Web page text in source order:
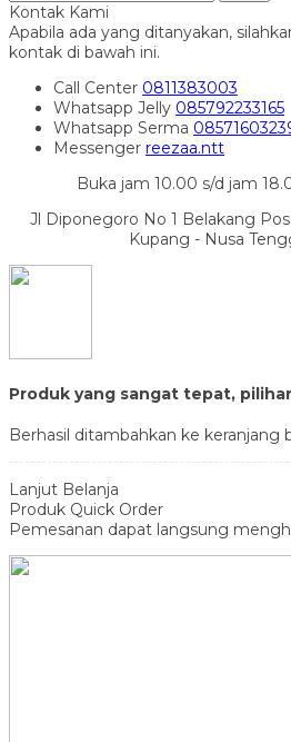
Kontak Kami
Apabila ada yang ditanyakan,
kontak di bawah ini.
Call Center 0811383003
Whatsapp Jelly 085792233165
Whatsapp Serma
Messenger reezaa.ntt
Buka jam 10.00 s/d jam
Jl Diponegoro No 1 Belakang
Kupang - Nusa
Produk yang sangat tepat,
Berhasil ditambahkan ke keranjang
Lanjut Belanja
Produk Quick Order
Pemesanan dapat langsung